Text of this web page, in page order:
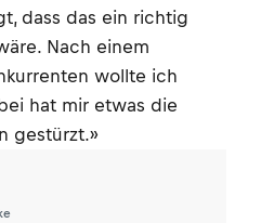
dass das ein richtig
Nach einem
wollte ich
hat mir etwas die
gestürzt.»